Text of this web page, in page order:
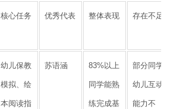
核心任务 优秀代表 整体表现 存在不足
幼儿保教
模拟、绘
本阅读指
苏语涵 83%以上
同学能熟
练完成基
部分同学
幼儿互动
能力不